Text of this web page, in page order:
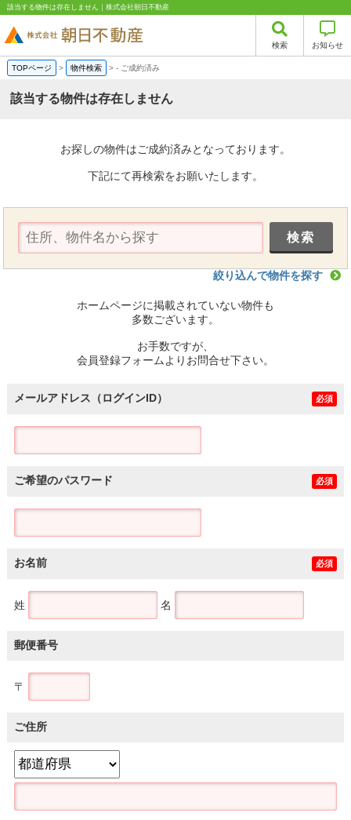
該当する物件は存在しません｜株式会社朝日不動産
検索 お知らせ
TOPページ > 物件検索 >- ご成約済み
該当する物件は存在しません
お探しの物件はご成約済みとなっております。
下記にて再検索をお願いたします。
絞り込んで物件を探す
ホームページに掲載されていない物件も
多数ございます。
お手数ですが、
会員登録フォームよりお問合せ下さい。
メールアドレス（ログインID） 必須
ご希望のパスワード 必須
お名前 必須
姓 名
郵便番号
〒
ご住所